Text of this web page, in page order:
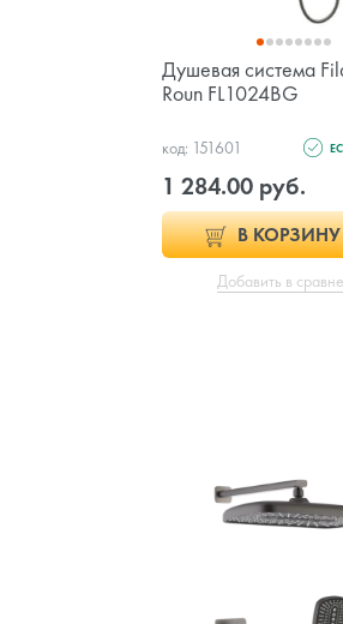
Душевая система
Roun FL1024BG
код: 151601
1 284.00 руб.
В КОРЗИНУ
Добавить в